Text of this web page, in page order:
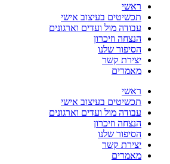
ראשי
תכשיטים בעיצוב אישי
עבודה מול ועדים וארגונים
הנצחה וזיכרון
הסיפור שלנו
יצירת קשר
מאמרים
ראשי
תכשיטים בעיצוב אישי
עבודה מול ועדים וארגונים
הנצחה וזיכרון
הסיפור שלנו
יצירת קשר
מאמרים